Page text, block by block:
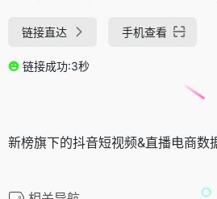
链接直达 手机查看
链接成功:3秒
新榜旗下的抖音短视频&直播电商数